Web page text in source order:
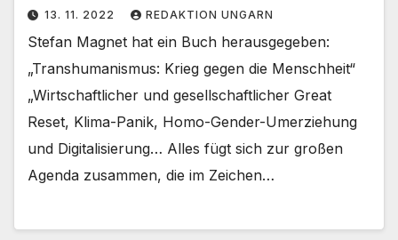
13. 11. 2022 REDAKTION UNGARN
Stefan Magnet hat ein Buch herausgegeben:
„Transhumanismus: Krieg gegen die Menschheit“
„Wirtschaftlicher und gesellschaftlicher Great
Reset, Klima-Panik, Homo-Gender-Umerziehung
und Digitalisierung… Alles fügt sich zur großen
Agenda zusammen, die im Zeichen…